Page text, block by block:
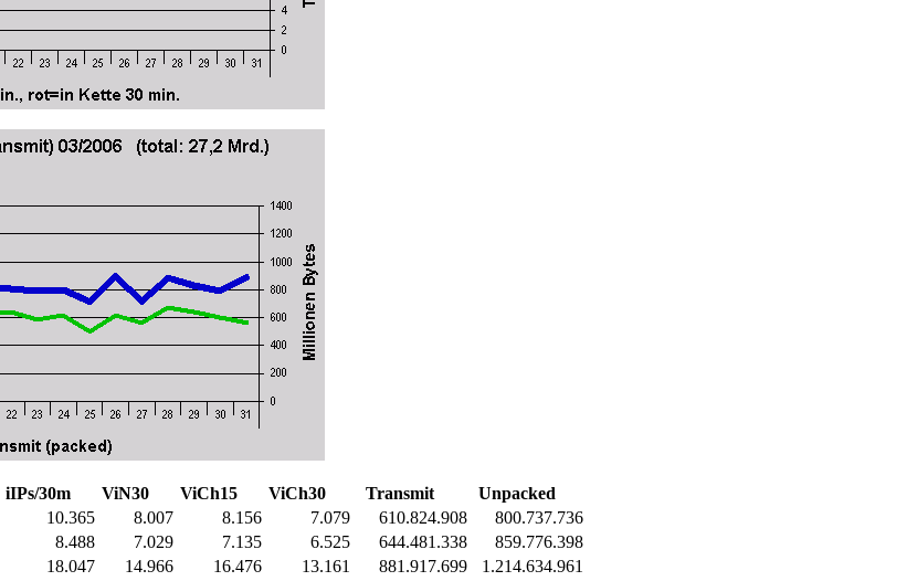
iIPs/30m
10.365
8.488
18.047
ViN30
8.007
7.029
14.966
ViCh15
8.156
7.135
16.476
ViCh30
7.079
6.525
13.161
Transmit
610.824.908
644.481.338
881.917.699
Unpacked
800.737.736
859.776.398
1.214.634.961